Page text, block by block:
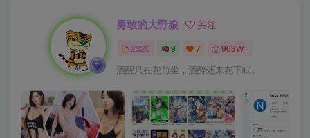
勇敢的大野狼 关注
2320 9 7 963W+
酒醒只在花前坐，酒醉还来花下眠。